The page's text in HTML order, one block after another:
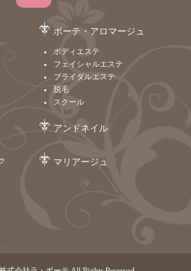
ボーテ・アロマージュ
ボディエステ
フェイシャルエステ
ブライダルエステ
脱毛
スクール
アンドネイル
マリアージュ